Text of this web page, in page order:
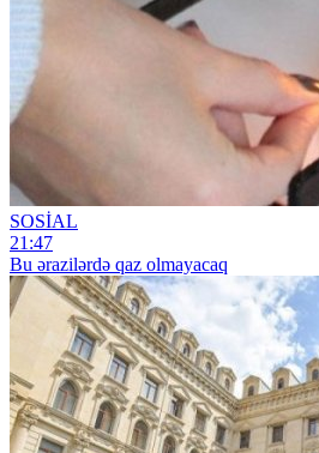
SOSİAL
21:47
Bu ərazilərdə qaz olmayacaq